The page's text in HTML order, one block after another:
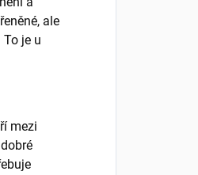
ale
je u
mezi